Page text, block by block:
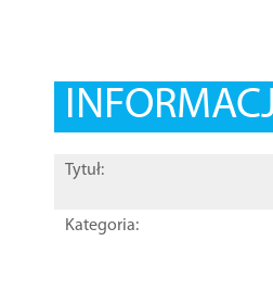
Tytuł:
Kategoria: